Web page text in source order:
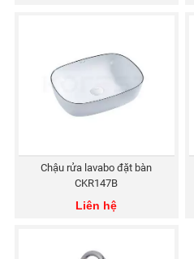
Chậu rửa lavabo đặt bàn
CKR147B
Liên hệ